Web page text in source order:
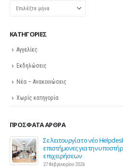
KΑΤΗΓΟΡΊΕΣ
Αγγελίες
Εκδηλώσεις
Νέα – Ανακοινώσεις
Χωρίς κατηγορία
ΠΡΌΣΦΑΤΑ ΆΡΘΡΑ
Σε λειτουργία το νέο
επιστήμονες για την
επιχειρήσεων
27 Φεβρουαρίου 2026